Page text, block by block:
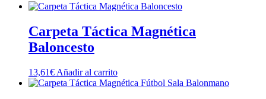
Carpeta Táctica Magnética
Baloncesto
13,61€ Añadir al carrito